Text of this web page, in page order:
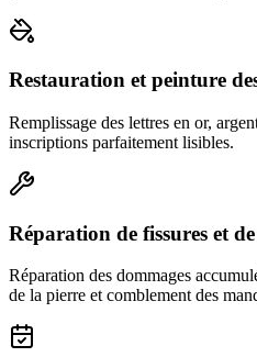
Restauration et peinture
Remplissage des lettres en or,
inscriptions parfaitement lisibles.
Réparation de fissures et de
Réparation des dommages
de la pierre et comblement des